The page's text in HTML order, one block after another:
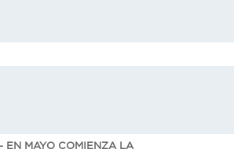
MAYO COMIENZA LA